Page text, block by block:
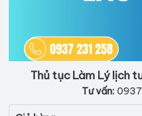
Thủ tục Làm Lý lịch
Tư vấn: